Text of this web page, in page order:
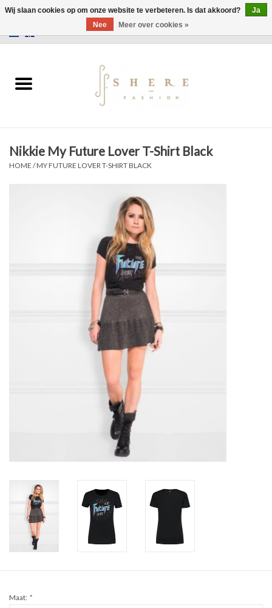
Jurken
Rokken
Nikkie My Future Lover T-Shirt Black
HOME /MY FUTURE LOVER T-SHIRT BLACK
Maat: *
Wij slaan cookies op om onze website te verbeteren. Is dat akkoord?
Ja
Nee
Meer over cookies »